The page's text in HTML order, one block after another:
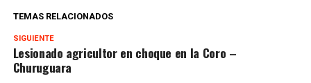
TEMAS RELACIONADOS
SIGUIENTE
Lesionado agricultor en choque en la Coro –
Churuguara